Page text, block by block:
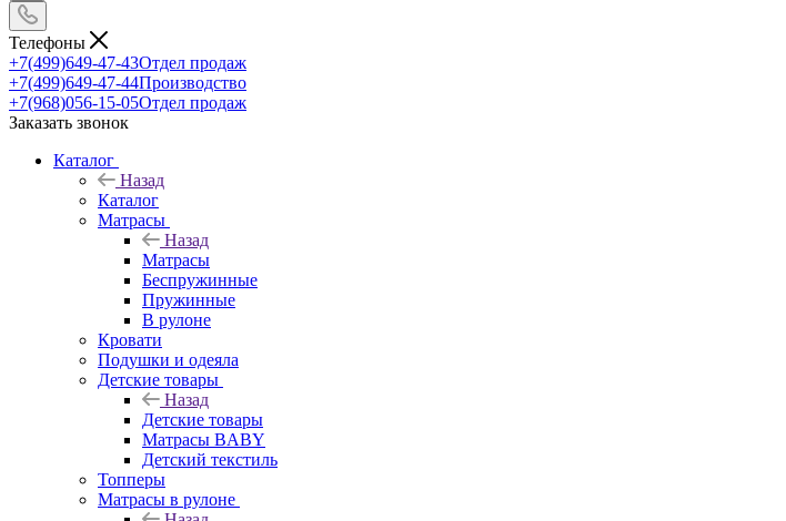
Телефоны
+7(499)649-47-43Отдел продаж
+7(499)649-47-44Производство
+7(968)056-15-05Отдел продаж
Заказать звонок
Каталог
Назад
Каталог
Матрасы
Назад
Матрасы
Беспружинные
Пружинные
В рулоне
Кровати
Подушки и одеяла
Детские товары
Назад
Детские товары
Матрасы BABY
Детский текстиль
Топперы
Матрасы в рулоне